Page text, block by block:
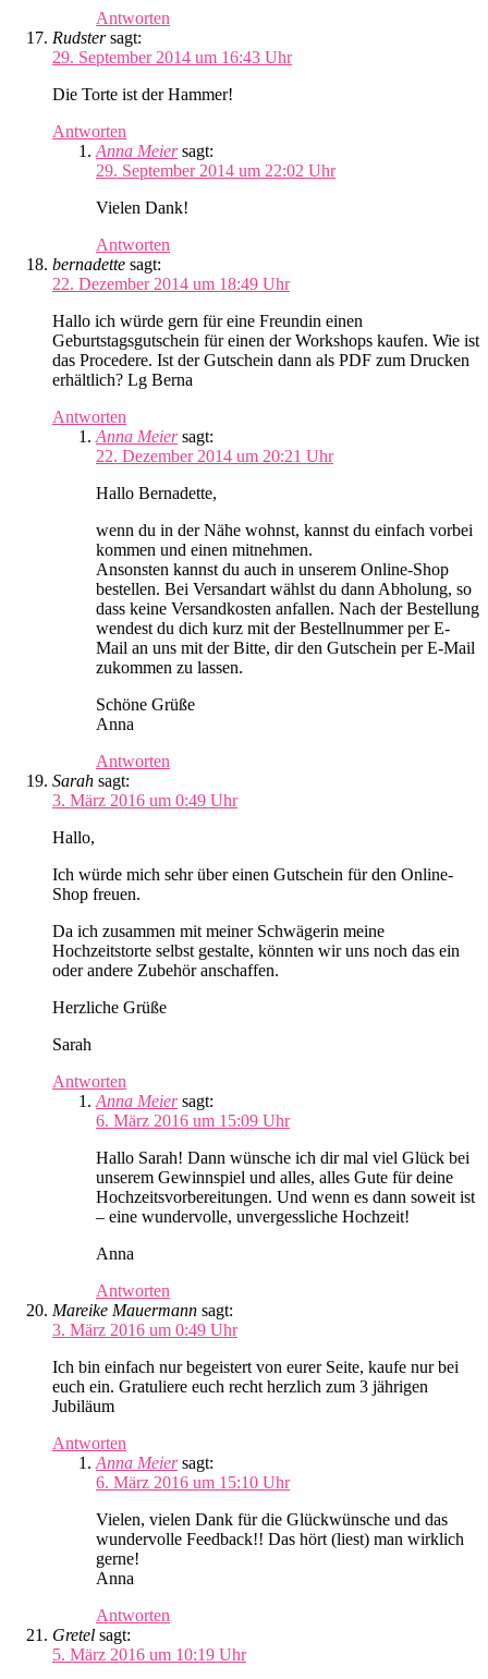
Antworten
Rudster sagt:
29. September 2014 um 16:43 Uhr
Die Torte ist der Hammer!
Antworten
Anna Meier sagt:
29. September 2014 um 22:02 Uhr
Vielen Dank!
Antworten
bernadette sagt:
22. Dezember 2014 um 18:49 Uhr
Hallo ich würde gern für eine Freundin einen
Geburtstagsgutschein für einen der Workshops kaufen. Wie ist
das Procedere. Ist der Gutschein dann als PDF zum Drucken
erhältlich? Lg Berna
Antworten
Anna Meier sagt:
22. Dezember 2014 um 20:21 Uhr
Hallo Bernadette,
wenn du in der Nähe wohnst, kannst du einfach vorbei
kommen und einen mitnehmen.
Ansonsten kannst du auch in unserem Online-Shop
bestellen. Bei Versandart wählst du dann Abholung, so
dass keine Versandkosten anfallen. Nach der Bestellung
wendest du dich kurz mit der Bestellnummer per E-
Mail an uns mit der Bitte, dir den Gutschein per E-Mail
zukommen zu lassen.
Schöne Grüße
Anna
Antworten
Sarah sagt:
3. März 2016 um 0:49 Uhr
Hallo,
Ich würde mich sehr über einen Gutschein für den Online-
Shop freuen.
Da ich zusammen mit meiner Schwägerin meine
Hochzeitstorte selbst gestalte, könnten wir uns noch das ein
oder andere Zubehör anschaffen.
Herzliche Grüße
Sarah
Antworten
Anna Meier sagt:
6. März 2016 um 15:09 Uhr
Hallo Sarah! Dann wünsche ich dir mal viel Glück bei
unserem Gewinnspiel und alles, alles Gute für deine
Hochzeitsvorbereitungen. Und wenn es dann soweit ist
– eine wundervolle, unvergessliche Hochzeit!
Anna
Antworten
Mareike Mauermann sagt:
3. März 2016 um 0:49 Uhr
Ich bin einfach nur begeistert von eurer Seite, kaufe nur bei
euch ein. Gratuliere euch recht herzlich zum 3 jährigen
Jubiläum
Antworten
Anna Meier sagt:
6. März 2016 um 15:10 Uhr
Vielen, vielen Dank für die Glückwünsche und das
wundervolle Feedback!! Das hört (liest) man wirklich
gerne!
Anna
Antworten
Gretel sagt:
5. März 2016 um 10:19 Uhr